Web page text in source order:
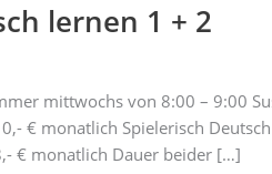
lernen 1 + 2
mittwochs von 8:00 – 9:00
€ monatlich Spielerisch
€ monatlich Dauer beider […]